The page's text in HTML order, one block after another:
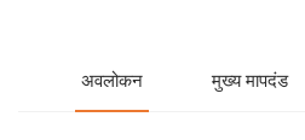
अवलोकन मुख्य मापदंड